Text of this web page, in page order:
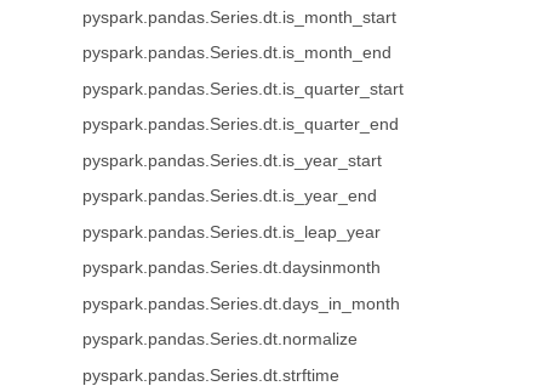
pyspark.pandas.Series.dt.is_month_start
pyspark.pandas.Series.dt.is_month_end
pyspark.pandas.Series.dt.is_quarter_start
pyspark.pandas.Series.dt.is_quarter_end
pyspark.pandas.Series.dt.is_year_start
pyspark.pandas.Series.dt.is_year_end
pyspark.pandas.Series.dt.is_leap_year
pyspark.pandas.Series.dt.daysinmonth
pyspark.pandas.Series.dt.days_in_month
pyspark.pandas.Series.dt.normalize
pyspark.pandas.Series.dt.strftime